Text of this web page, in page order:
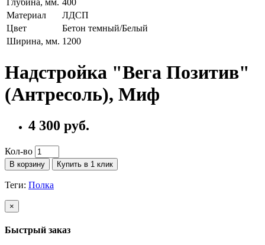
Глубина, мм. 400
Материал
ЛДСП
Цвет
Бетон темный/Белый
Ширина, мм. 1200
Надстройка "Вега Позитив"
(Антресоль), Миф
4 300 руб.
Кол-во
В корзину Купить в 1 клик
Теги: Полка
×
Быстрый заказ